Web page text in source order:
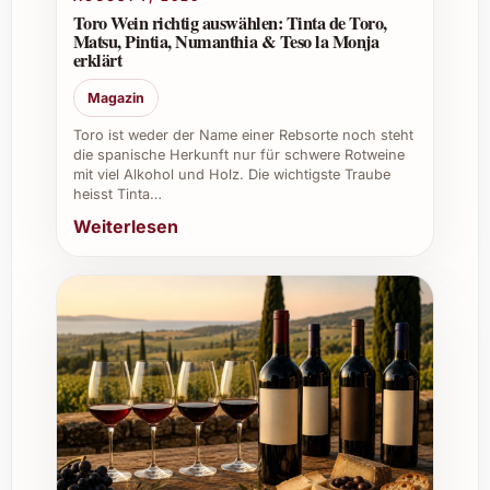
ideal zum Verschenken oder
Präsentieren
Empfohlene Anlässe zum Verschenken
Geburtstagsfeiern
Weihnachten und festliche Anlässe
Hochzeiten und Jubiläen
Firmenfeiern und Businessgeschenke
Vielfältige Einsatzmöglichkeiten
Ob als Highlight bei einem Sommerfest,
Begleitung zu einem feinen Dinner oder als
besondere Ergänzung eines Caterings – Etiris
PB 2024 fügt sich vielseitig in verschiedenste
Genussmomente ein. Auch in der
Gastronomie und im Weinkeller macht er eine
Toro Wein richtig auswählen: Tinta de Toro,
Matsu, Pintia, Numanthia & Teso la Monja
erklärt
Magazin
Toro ist weder der Name einer Rebsorte noch steht
die spanische Herkunft nur für schwere Rotweine
mit viel Alkohol und Holz. Die wichtigste Traube
heisst Tinta…
Weiterlesen